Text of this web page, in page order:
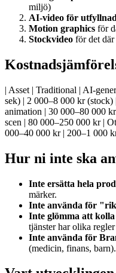
miljö)
AI-video för utfyllnad
Motion graphics för
Stockvideo för det
| Asset | Traditional | AI-
sek) | 2 000–8 000 kr
animation | 30 000–80 000
scen | 80 000–250 000 kr |
000–40 000 kr | 200–1 000
Hur ni inte ska
Inte ersätta hela
märker.
Inte använda för
Inte glömma att
tjänster har olika
Inte använda för
(medicin, finans, barn).